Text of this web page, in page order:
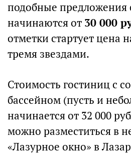
подобные предложения
начинаются от 30 000
отметки стартует цена
тремя звездами.
Стоимость гостиниц с
бассейном (пусть и
начинается от 32 000
можно разместиться в
«Лазурное окно» в